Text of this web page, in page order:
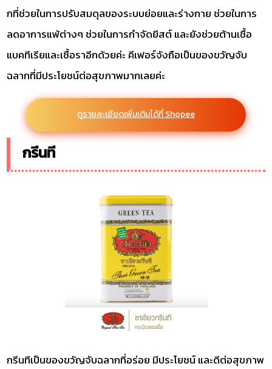
กที่ช่วยในการปรับสมดุลของระบบย่อยและร่างกาย ช่วยในการ
ลดอาการแพ้ต่างๆ ช่วยในการกำจัดยีสต์ และยังช่วยต้านเชื้อ
แบคทีเรียและเชื้อราอีกด้วยค่ะ คีเฟอร์จังถือเป็นของขวัญจับ
ฉลากที่มีประโยชน์ต่อสุขภาพมากเลยค่ะ
ดูรายละเอียดเพิ่มเติมได้ที่ Shopee
กรีนที
กรีนทีเป็นของขวัญจับฉลากที่อร่อย มีประโยชน์ และดีต่อสุขภาพ